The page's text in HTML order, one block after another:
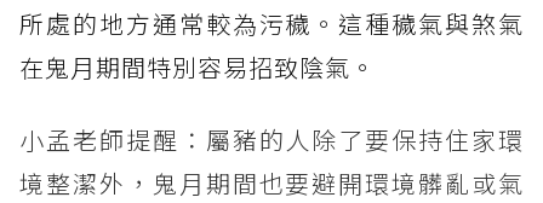
所處的地方通常較為污穢。這種穢氣與煞氣
在鬼月期間特別容易招致陰氣。
小孟老師提醒：屬豬的人除了要保持住家環
境整潔外，鬼月期間也要避開環境髒亂或氣